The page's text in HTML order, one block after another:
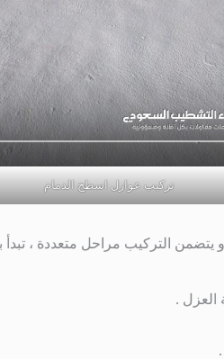
تركيب عوازل اسطح الدمام
التركيب مراحل متعددة ، تبدأ
العزل .